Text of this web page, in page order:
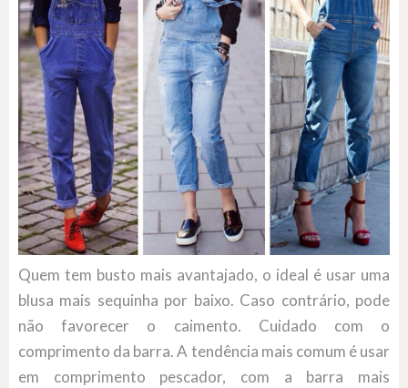
Quem tem busto mais avantajado, o ideal é usar uma
blusa mais sequinha por baixo. Caso contrário, pode
não favorecer o caimento. Cuidado com o
comprimento da barra. A tendência mais comum é usar
em comprimento pescador, com a barra mais